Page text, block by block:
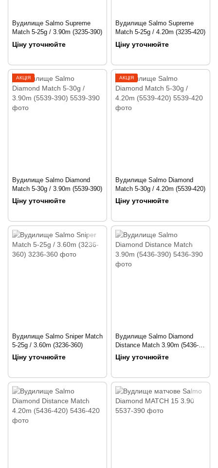
Вудилище Salmo Supreme
Match 5-25g / 3.90m (3235-390)
Ціну уточнюйте
Вудилище Salmo Supreme
Match 5-25g / 4.20m (3235-420)
Ціну уточнюйте
АКЦІЯ
Вудилище Salmo Diamond
Match 5-30g / 3.90m (5539-390)
Ціну уточнюйте
АКЦІЯ
Вудилище Salmo Diamond
Match 5-30g / 4.20m (5539-420)
Ціну уточнюйте
Вудилище Salmo Sniper Match
5-25g / 3.60m (3236-360)
Ціну уточнюйте
Вудилище Salmo Diamond
Distance Match 3.90m (5436-
390)
Ціну уточнюйте